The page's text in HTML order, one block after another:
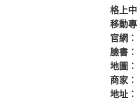
格上
移動
官網
臉書
地圖
商家
地址